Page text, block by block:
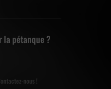
la pétanque ?
nous !